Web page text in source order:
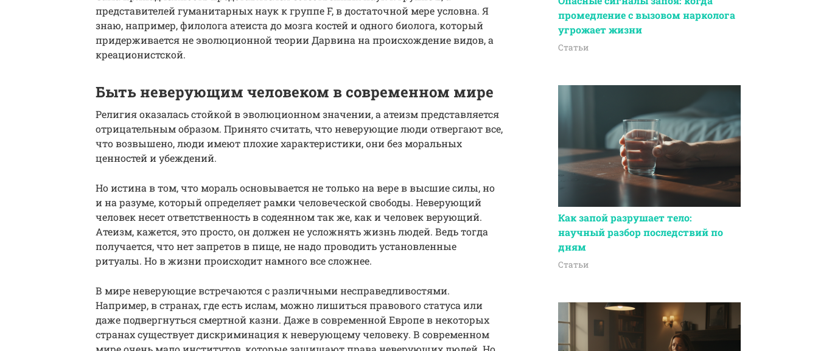
представителей гуманитарных наук к группе F, в достаточной мере условна. Я
знаю, например, филолога атеиста до мозга костей и одного биолога, который
придерживается не эволюционной теории Дарвина на происхождение видов, а
креационистской.
Быть неверующим человеком в современном мире
Религия оказалась стойкой в эволюционном значении, а атеизм представляется
отрицательным образом. Принято считать, что неверующие люди отвергают все,
что возвышено, люди имеют плохие характеристики, они без моральных
ценностей и убеждений.
Но истина в том, что мораль основывается не только на вере в высшие силы, но
и на разуме, который определяет рамки человеческой свободы. Неверующий
человек несет ответственность в содеянном так же, как и человек верующий.
Атеизм, кажется, это просто, он должен не усложнять жизнь людей. Ведь тогда
получается, что нет запретов в пище, не надо проводить установленные
ритуалы. Но в жизни происходит намного все сложнее.
В мире неверующие встречаются с различными несправедливостями.
Например, в странах, где есть ислам, можно лишиться правового статуса или
даже подвергнуться смертной казни. Даже в современной Европе в некоторых
странах существует дискриминация к неверующему человеку. В современном
промедление с вызовом нарколога
угрожает жизни
Статьи
Как запой разрушает тело:
научный разбор последствий по
дням
Статьи